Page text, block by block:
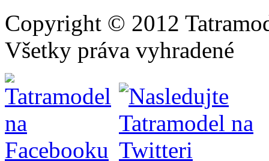
Copyright © 2012
Všetky práva vyhradené